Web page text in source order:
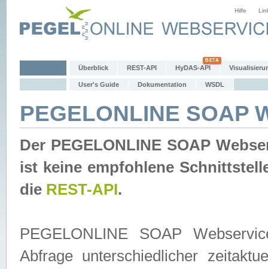
Hilfe
Überblick REST-API HyDAS-API
User's Guide Dokumentation WSDL
PEGELONLINE SOAP
Der PEGELONLINE SOAP
ist keine empfohlene
die REST-API.
PEGELONLINE SOAP
Abfrage unterschiedlicher